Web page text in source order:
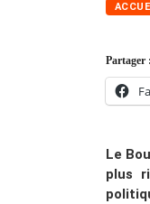
Partager :
Le
plus